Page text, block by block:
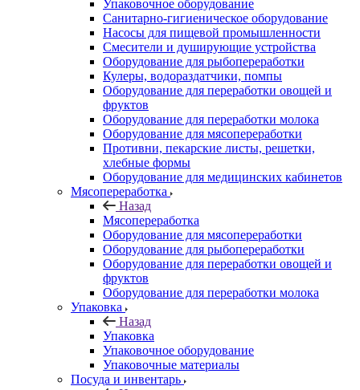
Упаковочное оборудование
Санитарно-гигиеническое оборудование
Насосы для пищевой промышленности
Смесители и душирующие устройства
Оборудование для рыбопереработки
Кулеры, водораздатчики, помпы
Оборудование для переработки овощей и
фруктов
Оборудование для переработки молока
Оборудование для мясопереработки
Противни, пекарские листы, решетки,
хлебные формы
Оборудование для медицинских кабинетов
Мясопереработка
Назад
Мясопереработка
Оборудование для мясопереработки
Оборудование для рыбопереработки
Оборудование для переработки овощей и
фруктов
Оборудование для переработки молока
Упаковка
Назад
Упаковка
Упаковочное оборудование
Упаковочные материалы
Посуда и инвентарь